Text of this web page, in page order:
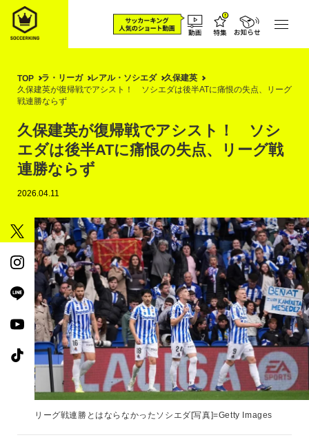
TOP ラ・リーガ レアル・ソシエダ
久保建英
久保建英が復帰戦でアシスト！ ソシエダは後半ATに痛恨の失点、リーグ
戦連勝ならず
久保建英が復帰戦でアシスト！ ソシ
エダは後半ATに痛恨の失点、リーグ戦
連勝ならず
2026.04.11
リーグ戦連勝とはならなかったソシエダ[写真]=Getty Images